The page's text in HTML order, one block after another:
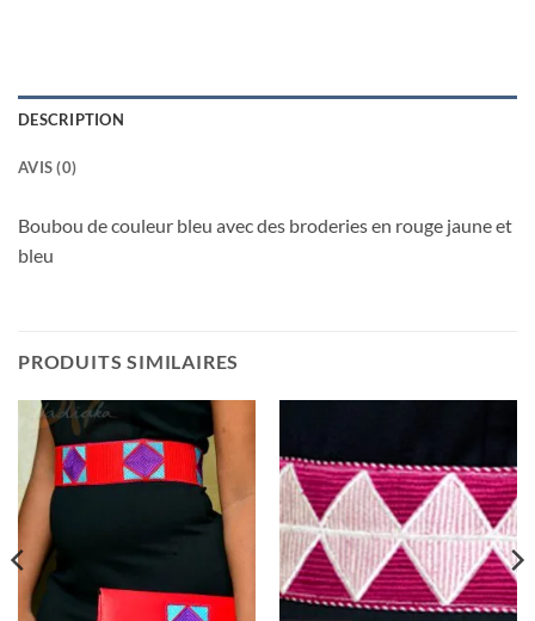
DESCRIPTION
AVIS (0)
Boubou de couleur bleu avec des broderies en rouge jaune et
bleu
PRODUITS SIMILAIRES